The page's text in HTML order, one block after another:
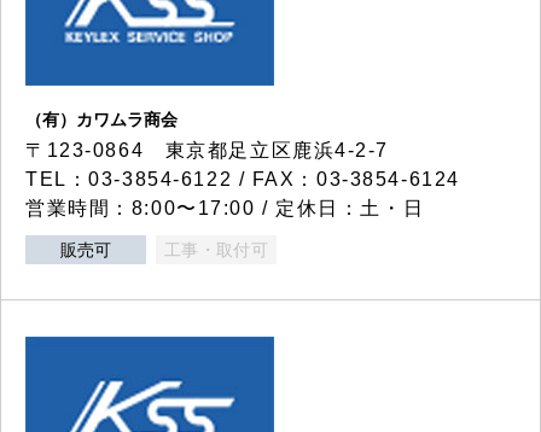
（有）カワムラ商会
〒123-0864 東京都足立区鹿浜4-2-7
TEL：03-3854-6122 / FAX：03-3854-6124
営業時間：8:00〜17:00 / 定休日：土・日
販売可 工事・取付可